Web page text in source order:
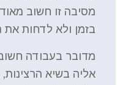
מסיבה זו חשוב
בזמן ולא לדחות את
מדובר בעבודה
אליה בשיא